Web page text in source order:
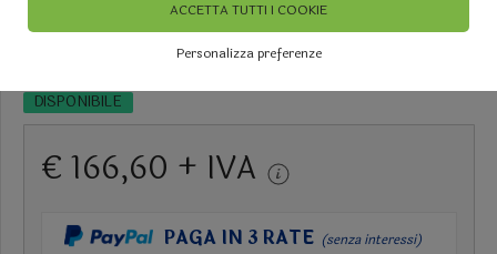
ACCETTA TUTTI I COOKIE
Personalizza preferenze
Canna intera H 300 x 3 metri
DISPONIBILE
€ 166,60 + IVA
PAGA IN 3 RATE (senza interessi)